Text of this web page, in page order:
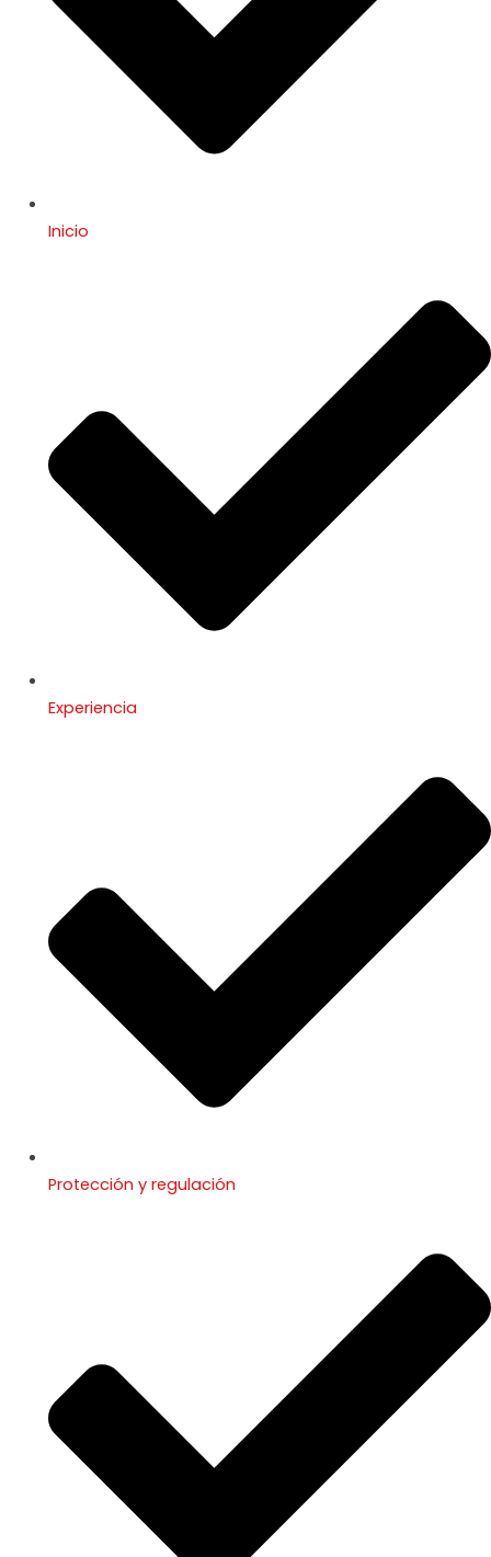
Inicio
Experiencia
Protección y regulación